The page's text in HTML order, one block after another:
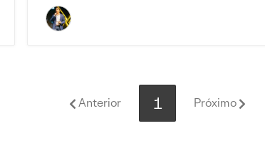
Anterior 1 Próximo